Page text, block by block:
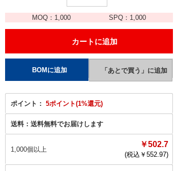
MOQ： 1,000 SPQ： 1,000
ポイント： 5ポイント(1%還元)
送料： 送料無料でお届けします
1,000個以上
￥502.7
(税込￥ 552.97)